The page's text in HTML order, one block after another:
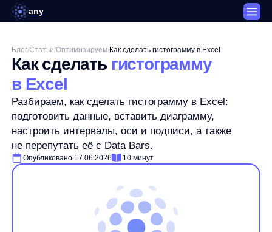
any
Как сделатьгистограмму
в Excel
Разбираем, как сделать гистограмму в Excel:
подготовить данные, вставить диаграмму,
настроить интервалы, оси и подписи, а также
не перепутать её с Data Bars.
Опубликовано 17.06.2026 10 минут